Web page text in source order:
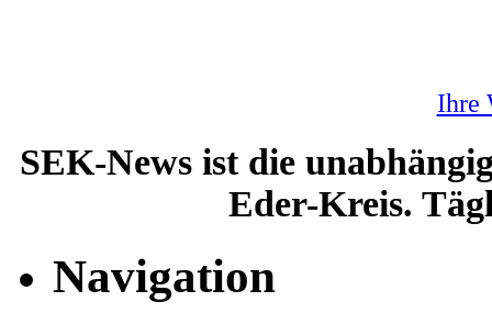
Ihre
SEK-News ist die
Eder-Kreis.
Navigation